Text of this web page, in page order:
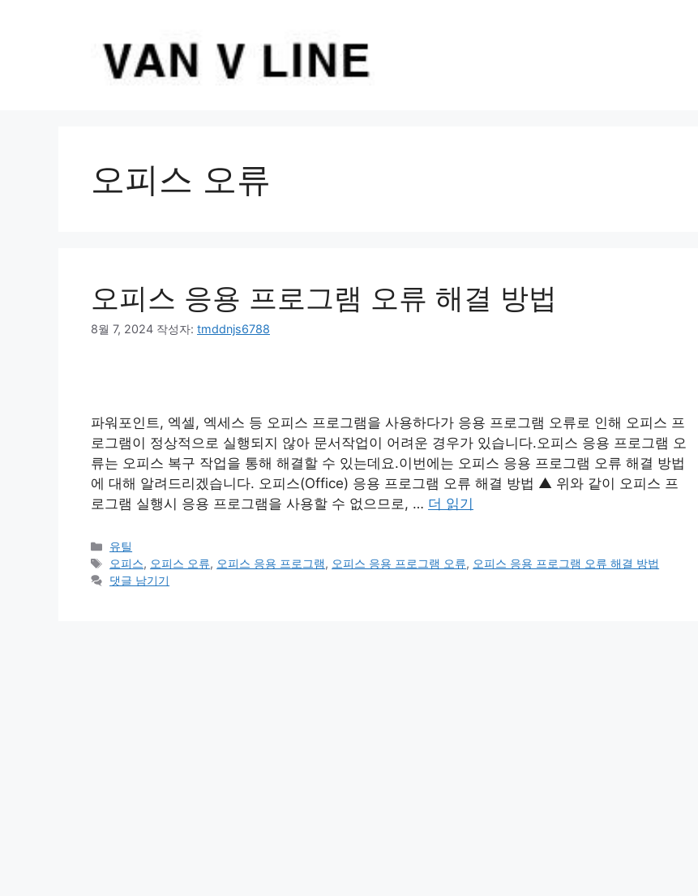
오피스 오류
오피스 응용 프로그램 오류 해결 방법
8월 7, 2024 작성자: tmddnjs6788
파워포인트, 엑셀, 엑세스 등 오피스 프로그램을 사용하다가 응용 프로그램 오류로 인해 오피스 프
로그램이 정상적으로 실행되지 않아 문서작업이 어려운 경우가 있습니다.오피스 응용 프로그램 오
류는 오피스 복구 작업을 통해 해결할 수 있는데요.이번에는 오피스 응용 프로그램 오류 해결 방법
에 대해 알려드리겠습니다. 오피스(Office) 응용 프로그램 오류 해결 방법 ▲ 위와 같이 오피스 프
로그램 실행시 응용 프로그램을 사용할 수 없으므로, … 더 읽기
카
테
고
유틸
태
그
오피스, 오피스 오류, 오피스 응용 프로그램, 오피스 응용 프로그램 오류, 오피스 응용 프로그램 오류 해결 방법
댓글 남기기